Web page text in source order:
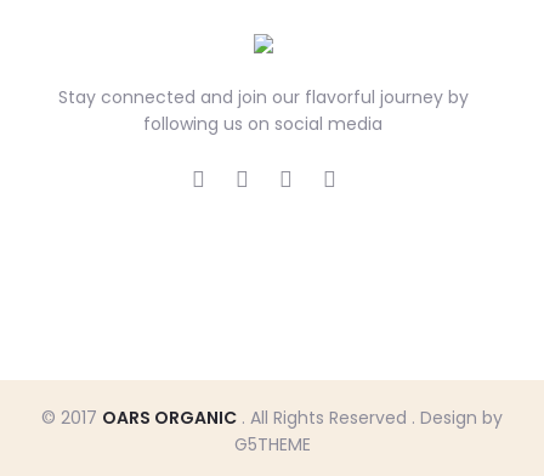
Stay connected and join our flavorful journey by
following us on social media
© 2017 OARS ORGANIC . All Rights Reserved . Design by
G5THEME